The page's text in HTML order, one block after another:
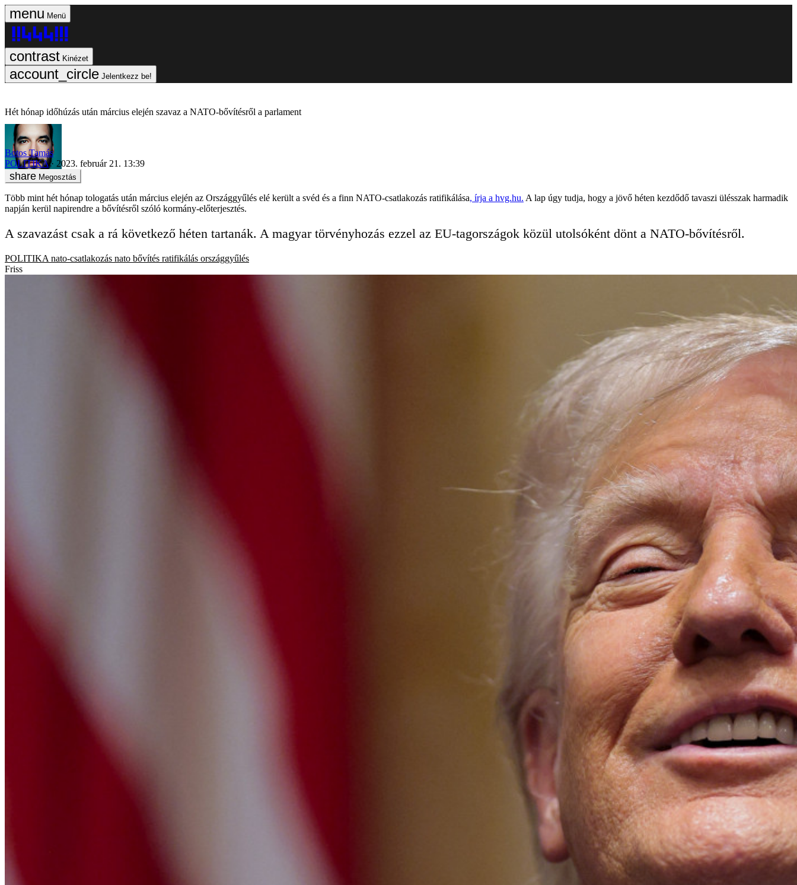
Menü
Kinézet
Jelentkezz be!
Hét hónap időhúzás után március elején szavaz a NATO-bővítésről a parlament
Botos Tamás
POLITIKA
2023. február 21. 13:39
Megosztás
Több mint hét hónap tologatás után március elején az Országgyűlés elé került a svéd és a finn NATO-csatlakozás ratifikálása, írja a hvg.hu. A lap úgy tudja, hogy a jövő héten kezdődő tavaszi ülésszak harmadik
napján kerül napirendre a bővítésről szóló kormány-előterjesztés.
A szavazást csak a rá következő héten tartanák. A magyar törvényhozás ezzel az EU-tagországok közül utolsóként dönt a NATO-bővítésről.
POLITIKA nato-csatlakozás nato bővítés ratifikálás országgyűlés
Friss